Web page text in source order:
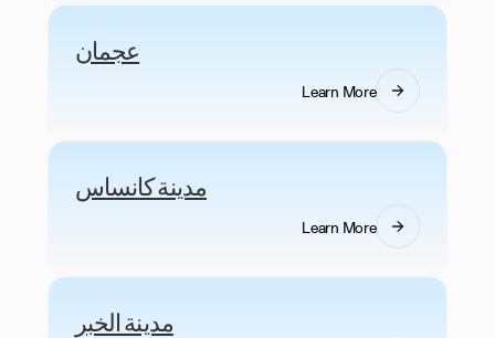
عجمان
Learn More
مدينة كانساس
Learn More
مدينة الخبر